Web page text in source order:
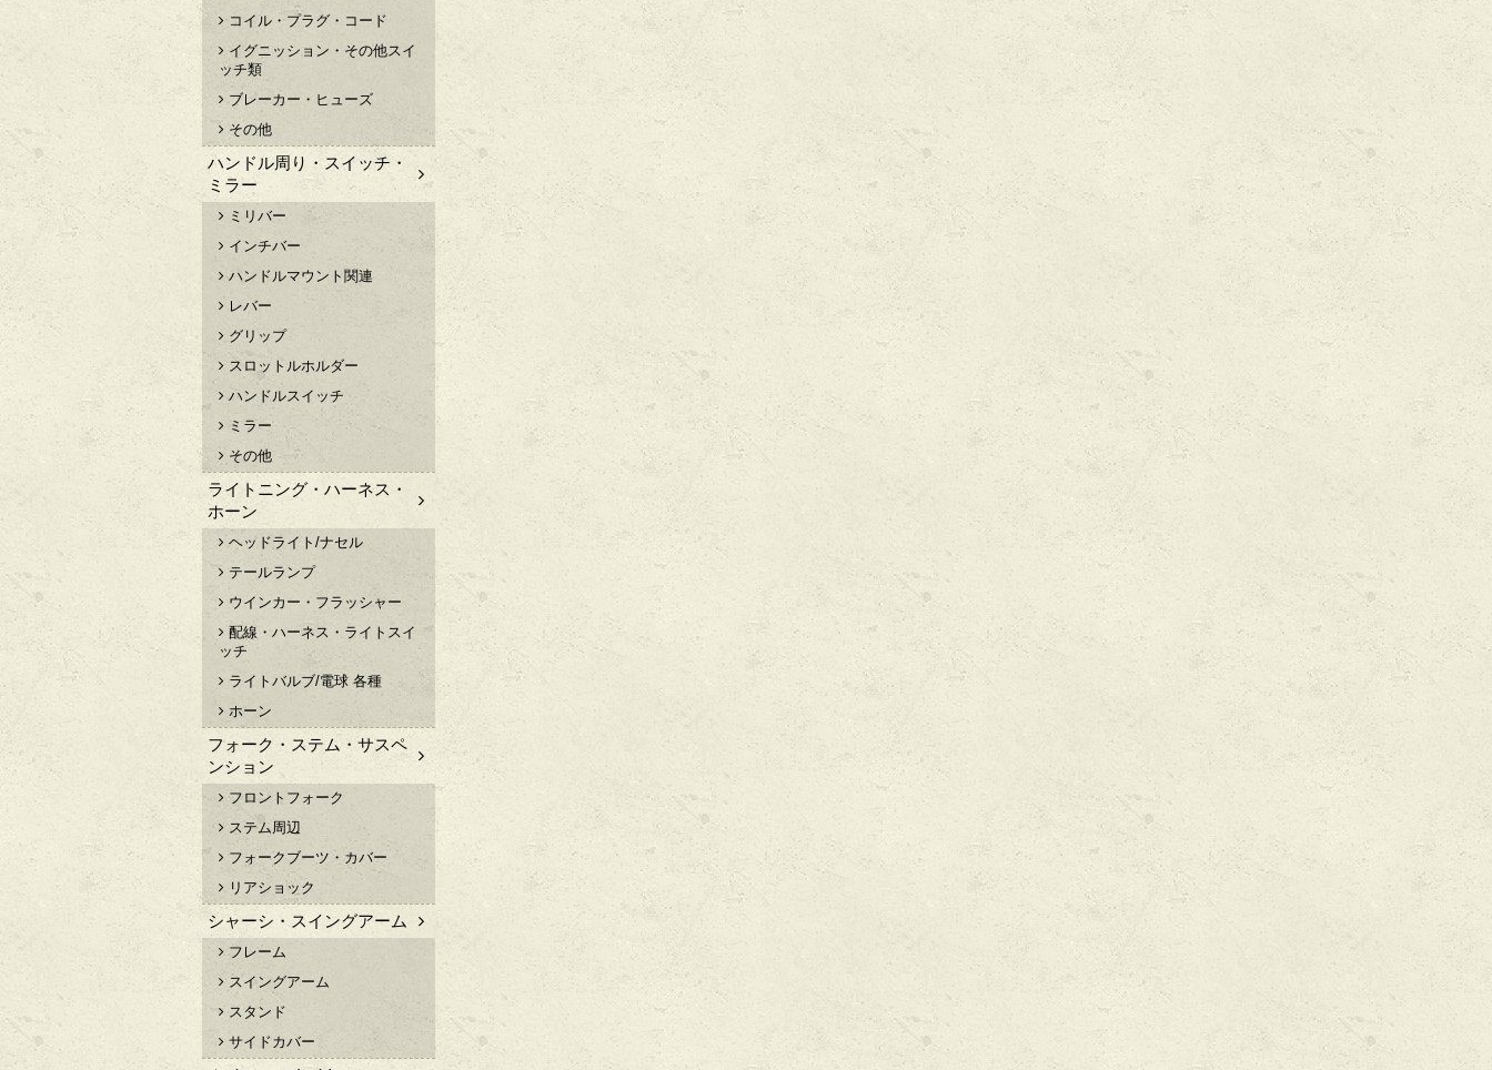
コイル・プラグ・コード
イグニッション・その他スイ
ッチ類
ブレーカー・ヒューズ
その他
ハンドル周り・スイッチ・
ミラー
ミリバー
インチバー
ハンドルマウント関連
レバー
グリップ
スロットルホルダー
ハンドルスイッチ
ミラー
その他
ライトニング・ハーネス・
ホーン
ヘッドライト/ナセル
テールランプ
ウインカー・フラッシャー
配線・ハーネス・ライトスイ
ッチ
ライトバルブ/電球 各種
ホーン
フォーク・ステム・サスペ
ンション
フロントフォーク
ステム周辺
フォークブーツ・カバー
リアショック
シャーシ・スイングアーム
フレーム
スイングアーム
スタンド
サイドカバー